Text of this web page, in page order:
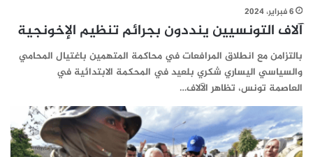
6 فبراير، 2024
آلاف التونسيين ينددون بجرائم تنظيم الإخونجية
بالتزامن مع انطلاق المرافعات في محاكمة المتهمين باغتيال المحامي
والسياسي اليساري شكري بلعيد في المحكمة الابتدائية في
العاصمة تونس، تظاهر الآلاف…